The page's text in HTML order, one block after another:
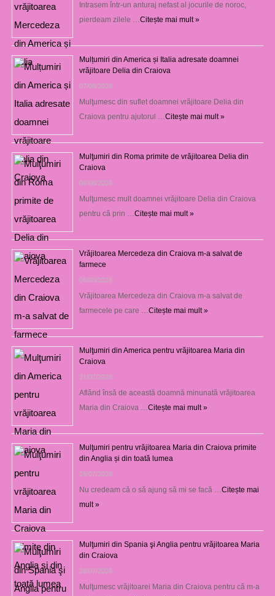
Intrasem într-un anturaj nefast al jocurile de noroc,
pierdeam zilele … Citește mai mult »
Mulțumiri din America și Italia adresate doamnei
vrăjitoare Delia din Craiova
07/08/2026
Mulţumesc din suflet doamnei vrăjitoare Delia din
Craiova pentru ajutorul … Citește mai mult »
Mulţumiri din Roma primite de vrăjitoarea Delia din
Craiova
06/08/2026
Mulţumesc mult doamnei vrăjitoare Delia din Craiova
pentru că prin … Citește mai mult »
Vrăjitoarea Mercedeza din Craiova m-a salvat de
farmece
06/08/2026
Vrăjitoarea Mercedeza din Craiova m-a salvat de
farmecele pe care … Citește mai mult »
Mulţumiri din America pentru vrăjitoarea Maria din
Craiova
31/07/2026
Aflând însă de această doamnă minunată vrăjitoarea
Maria din Craiova … Citește mai mult »
Mulţumiri pentru vrăjitoarea Maria din Craiova primite
din Anglia și din toată lumea
29/07/2026
Nu credeam că o să ajung să mi se facă … Citește mai
mult »
Mulţumiri din Spania şi Anglia pentru vrăjitoarea Maria
din Craiova
28/07/2026
Mulţumesc vrăjitoarei Maria din Craiova pentru că m-a